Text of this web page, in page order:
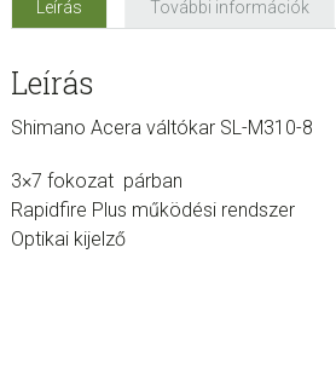
Leírás További információk
Leírás
Shimano Acera váltókar SL-M310-8
3×7 fokozat párban
Rapidfire Plus működési rendszer
Optikai kijelző